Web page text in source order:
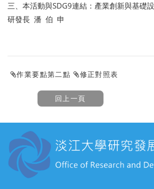
三、本活動與SDG9連結：產業創新與基礎設
研發長 潘 伯 申
作業要點第二點 修正對照表